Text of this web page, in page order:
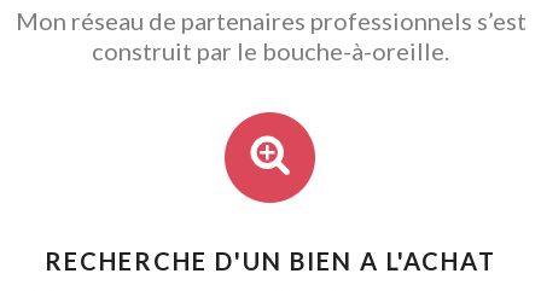
Mon réseau de partenaires professionnels s’est
construit par le bouche-à-oreille.
RECHERCHE D'UN BIEN A L'ACHAT